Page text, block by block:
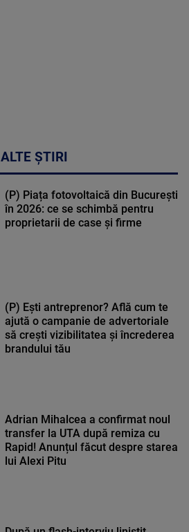
ALTE ȘTIRI
(P) Piața fotovoltaică din București
în 2026: ce se schimbă pentru
proprietarii de case și firme
(P) Ești antreprenor? Află cum te
ajută o campanie de advertoriale
să crești vizibilitatea și încrederea
brandului tău
Adrian Mihalcea a confirmat noul
transfer la UTA după remiza cu
Rapid! Anunțul făcut despre starea
lui Alexi Pitu